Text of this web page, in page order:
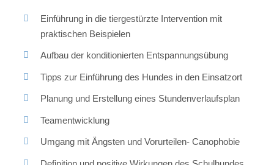
Einführung in die tiergestürzte Intervention mit
praktischen Beispielen
Aufbau der konditionierten Entspannungsübung
Tipps zur Einführung des Hundes in den Einsatzort
Planung und Erstellung eines Stundenverlaufsplan
Teamentwicklung
Umgang mit Ängsten und Vorurteilen- Canophobie